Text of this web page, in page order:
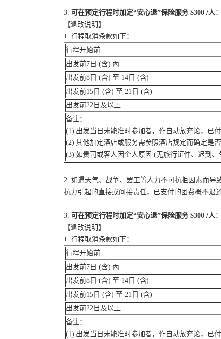
3. 可在预定行程时加定“安心退”保险服务 $300 /人
【退改说明】
1. 行程取消条款如下：
行程开始前
出发前7日 (含) 內
出发前8日 (含) 至 14日 (含)
出发前15日 (含) 至 21日 (含)
出发前22日及以上
备注：
(1) 出发当日未能准时参加者，作自动放弃论，已
(2) 其他加定酒店或服务需参照酒店规定而确定是
(3) 如贵司或客人因个人原因 (无旅行证件、迟到
2. 如遇天气、战争、罢工等人力不可抗拒因素而
抗力引起的直接或间接责任，已支付的团费概不退
3. 可在预定行程时加定“安心退”保险服务 $300 /人
【退改说明】
1. 行程取消条款如下：
行程开始前
出发前7日 (含) 內
出发前8日 (含) 至 14日 (含)
出发前15日 (含) 至 21日 (含)
出发前22日及以上
备注：
(1) 出发当日未能准时参加者，作自动放弃论，已